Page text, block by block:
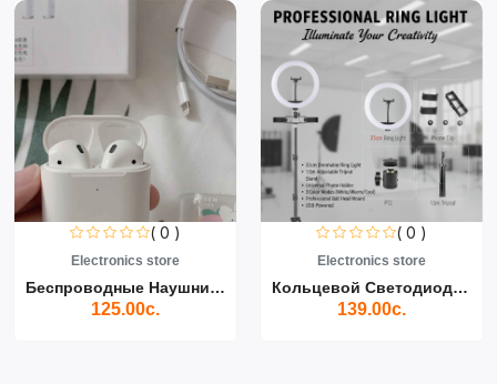
( 0 )
Electronics store
Беспроводные Наушники Air...
125.00с.
( 0 )
Electronics store
Кольцевой Светодиодный Св...
139.00с.